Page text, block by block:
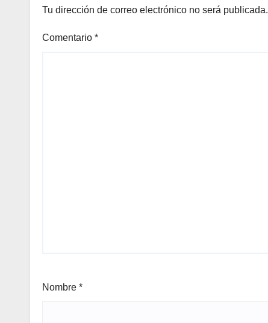
Tu dirección de correo electrónico no será publicada.
Comentario *
Nombre *